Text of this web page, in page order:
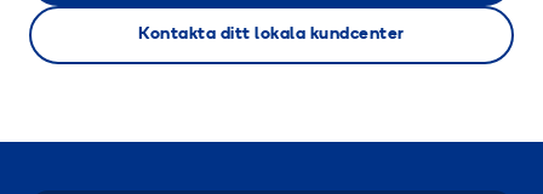
Kontakta ditt lokala kundcenter